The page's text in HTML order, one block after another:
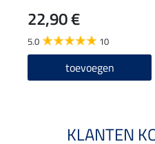
22,90 €
5.0 10
toevoegen
KLANTEN